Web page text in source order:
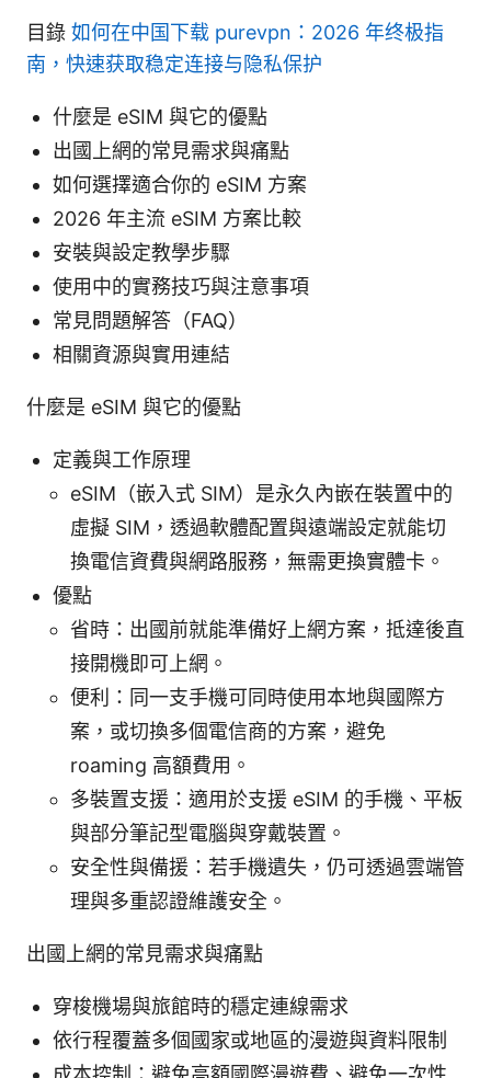
目錄 如何在中国下载 purevpn：2026 年终极指
南，快速获取稳定连接与隐私保护
什麼是 eSIM 與它的優點
出國上網的常見需求與痛點
如何選擇適合你的 eSIM 方案
2026 年主流 eSIM 方案比較
安裝與設定教學步驟
使用中的實務技巧與注意事項
常見問題解答（FAQ）
相關資源與實用連結
什麼是 eSIM 與它的優點
定義與工作原理
eSIM（嵌入式 SIM）是永久內嵌在裝置中的
虛擬 SIM，透過軟體配置與遠端設定就能切
換電信資費與網路服務，無需更換實體卡。
優點
省時：出國前就能準備好上網方案，抵達後直
接開機即可上網。
便利：同一支手機可同時使用本地與國際方
案，或切換多個電信商的方案，避免
roaming 高額費用。
多裝置支援：適用於支援 eSIM 的手機、平板
與部分筆記型電腦與穿戴裝置。
安全性與備援：若手機遺失，仍可透過雲端管
理與多重認證維護安全。
出國上網的常見需求與痛點
穿梭機場與旅館時的穩定連線需求
依行程覆蓋多個國家或地區的漫遊與資料限制